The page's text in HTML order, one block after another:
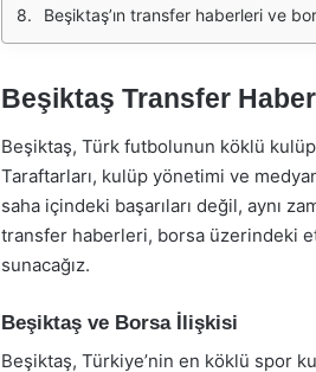
Beşiktaş’ın transfer haberleri ve borsa üzerindeki etkileri, kulübün geleceği açısından kritik bir rol oynuyor. Taraftarlar,
Beşiktaş Transfer
Beşiktaş, Türk futbolunun köklü
Taraftarları, kulüp yönetimi ve
saha içindeki başarıları değil, aynı
transfer haberleri, borsa üzerindeki
sunacağız.
Beşiktaş ve Borsa İlişkisi
Beşiktaş, Türkiye’nin en köklü spor